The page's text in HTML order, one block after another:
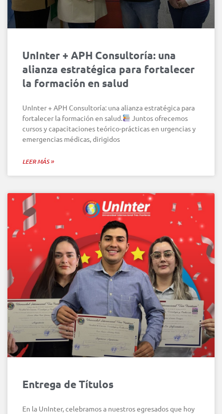
UnInter + APH Consultoría: una
alianza estratégica para fortalecer
la formación en salud
UnInter + APH Consultoría: una alianza estratégica para
fortalecer la formación en salud.
Juntos ofrecemos
cursos y capacitaciones teórico-prácticas en urgencias y
emergencias médicas, dirigidos
LEER MÁS »
Entrega de Títulos
En la UnInter, celebramos a nuestros egresados que hoy